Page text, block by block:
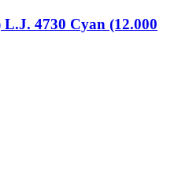
4730 Cyan (12.000